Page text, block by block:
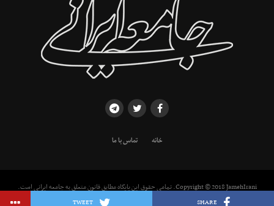
SHARE
TWEET
خانه تماس با ما
Copyright © 2018 JamehIrani. تمامی حقوق این پایگاه مطابق قانون متعلق به جامعه ایرانی است.
استفاده از مطالب با ذکر منبع بلامانع است.